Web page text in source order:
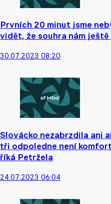
Prvních 20 minut jsme
vidět, že souhra nám
30.07.2023 08:20
Slovácko nezabrzdila ani
tři odpoledne není
říká Petržela
24.07.2023 06:04